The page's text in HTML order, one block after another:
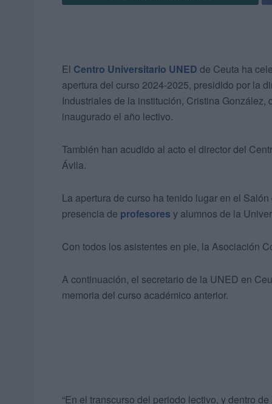
El Centro Universitario UNED de Ceuta ha
apertura del curso 2024-2025, presidido por la
Industriales de la institución, Cristina
inaugurado el año lectivo.
También han acudido al acto el director del
Ávila.
La apertura de curso ha tenido lugar en el
presencia de profesores y alumnos de la
Con todos los asistentes en pie, la Asociación
A continuación, el secretario de la UNED en
memoria del curso académico anterior.
“En el transcurso del periodo lectivo, y dentro